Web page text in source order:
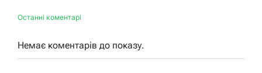
Останні коментарі
Немає коментарів до показу.